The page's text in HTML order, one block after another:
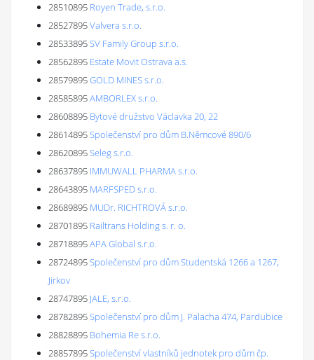
28510895 Royen Trade, s.r.o.
28527895Valvera s.r.o.
28533895SV Family Group s.r.o.
28562895 Estate Movit Ostrava a.s.
28579895GOLD MINES s.r.o.
28585895AMBORLEX s.r.o.
28608895 Bytové družstvo Václavka 20, 22
28614895Společenství pro dům B.Němcové 890/6
28620895Seleg s.r.o.
28637895 IMMUWALL PHARMA s.r.o.
28643895 MARFSPED s.r.o.
28689895 MUDr. RICHTROVÁ s.r.o.
28701895 Railtrans Holding s. r. o.
28718895APA Global s.r.o.
28724895Společenství pro dům Studentská 1266 a 1267,
Jirkov
28747895 JALE, s.r.o.
28782895Společenství pro dům J. Palacha 474, Pardubice
28828895 Bohemia Re s.r.o.
28857895Společenství vlastníků jednotek pro dům čp.